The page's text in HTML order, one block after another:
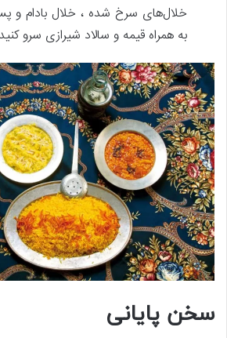
خلال‌های سرخ شده ، خلال بادام و
به همراه قیمه و سالاد شیرازی سرو
سخن پایانی